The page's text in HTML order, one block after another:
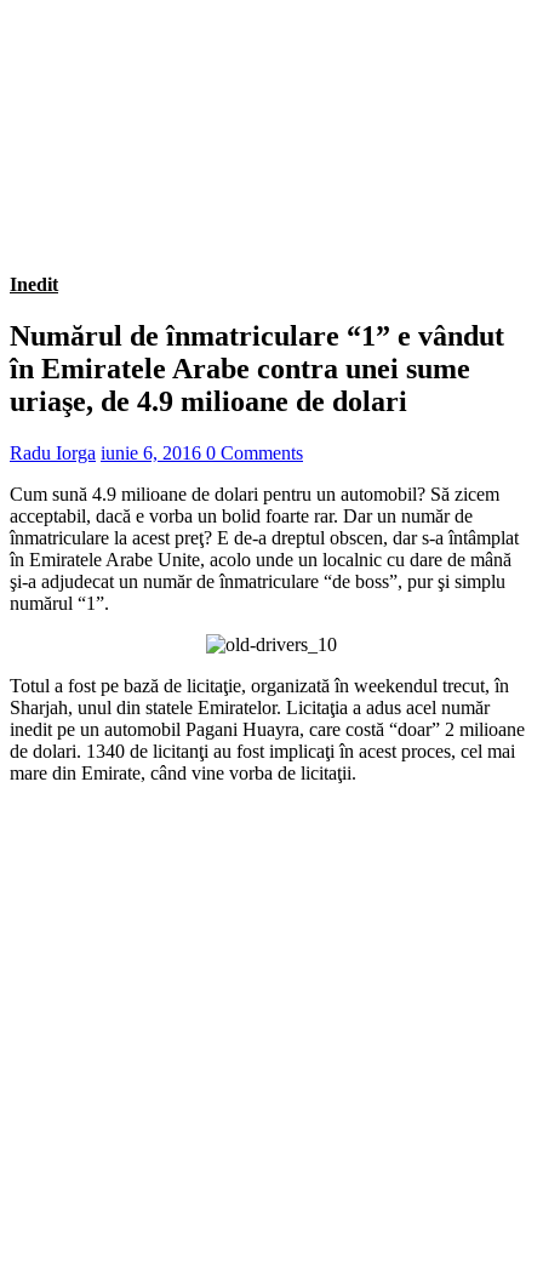
Inedit
Numărul de înmatriculare “1” e vândut
în Emiratele Arabe contra unei sume
uriaşe, de 4.9 milioane de dolari
Radu Iorga iunie 6, 2016 0 Comments
Cum sună 4.9 milioane de dolari pentru un automobil? Să zicem
acceptabil, dacă e vorba un bolid foarte rar. Dar un număr de
înmatriculare la acest preţ? E de-a dreptul obscen, dar s-a întâmplat
în Emiratele Arabe Unite, acolo unde un localnic cu dare de mână
şi-a adjudecat un număr de înmatriculare “de boss”, pur şi simplu
numărul “1”.
Totul a fost pe bază de licitaţie, organizată în weekendul trecut, în
Sharjah, unul din statele Emiratelor. Licitaţia a adus acel număr
inedit pe un automobil Pagani Huayra, care costă “doar” 2 milioane
de dolari. 1340 de licitanţi au fost implicaţi în acest proces, cel mai
mare din Emirate, când vine vorba de licitaţii.